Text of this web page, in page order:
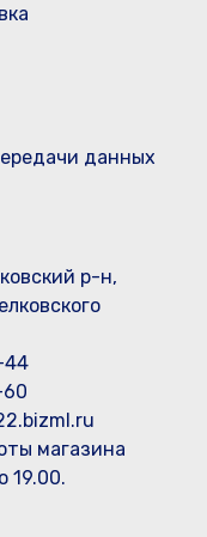
данных
р-н,
44
магазина
19.00.